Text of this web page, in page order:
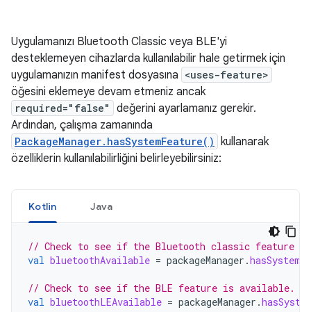
Uygulamanızı Bluetooth Classic veya BLE'yi
desteklemeyen cihazlarda kullanılabilir hale getirmek için
uygulamanızın manifest dosyasına <uses-feature>
öğesini eklemeye devam etmeniz ancak
required="false"
değerini ayarlamanız gerekir.
Ardından, çalışma zamanında
PackageManager.hasSystemFeature() kullanarak
özelliklerin kullanılabilirliğini belirleyebilirsiniz:
Kotlin Java
// Check to see if the Bluetooth classic feature
val bluetoothAvailable = packageManager .
// Check to see if the BLE feature is available.
val bluetoothLEAvailable = packageManager .